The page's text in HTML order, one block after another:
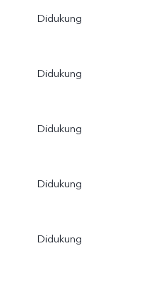
Didukung
Didukung
Didukung
Didukung
Didukung